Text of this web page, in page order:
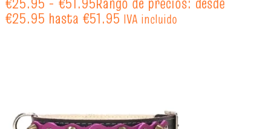
€25.95 hasta €51.95 IVA incluido